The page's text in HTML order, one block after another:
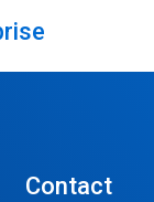
Contact